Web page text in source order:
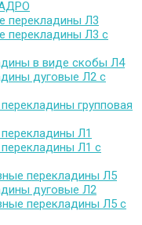
перекладины Л3
перекладины Л3 с
в виде скобы Л4
дуговые Л2 с
групповая
Л1
Л1 с
перекладины Л5
дуговые Л2
перекладины Л5 с